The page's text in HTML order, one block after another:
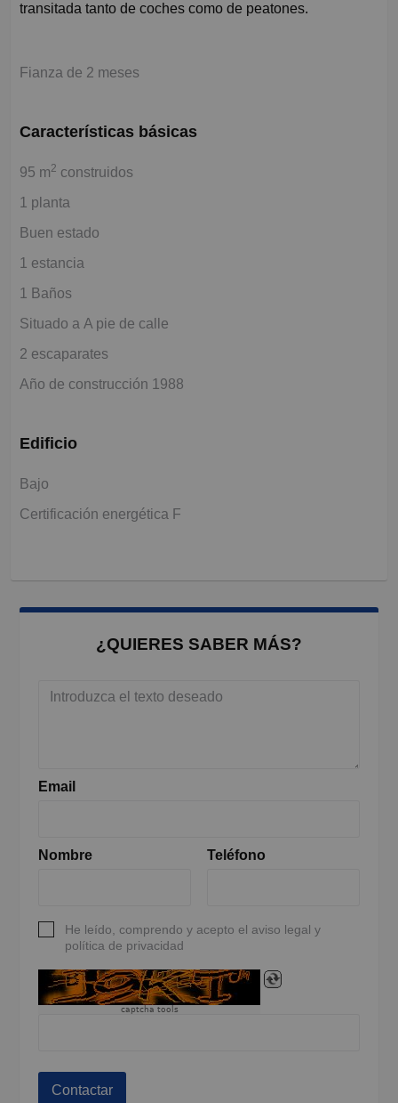
transitada tanto de coches como de peatones.
Fianza de 2 meses
Características básicas
95 m2 construidos
1 planta
Buen estado
1 estancia
1 Baños
Situado a A pie de calle
2 escaparates
Año de construcción 1988
Edificio
Bajo
Certificación energética F
¿QUIERES SABER MÁS?
Email
Nombre Teléfono
He leído, comprendo y acepto el aviso legal y
política de privacidad
captcha tools
Contactar